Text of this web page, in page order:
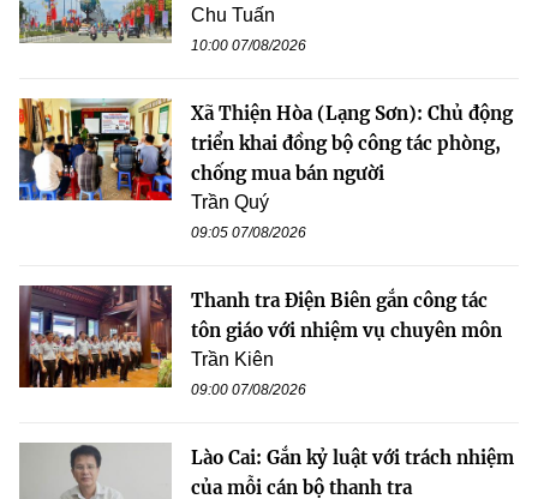
Chu Tuấn
10:00 07/08/2026
Xã Thiện Hòa (Lạng Sơn): Chủ động
triển khai đồng bộ công tác phòng,
chống mua bán người
Trần Quý
09:05 07/08/2026
Thanh tra Điện Biên gắn công tác
tôn giáo với nhiệm vụ chuyên môn
Trần Kiên
09:00 07/08/2026
Lào Cai: Gắn kỷ luật với trách nhiệm
của mỗi cán bộ thanh tra